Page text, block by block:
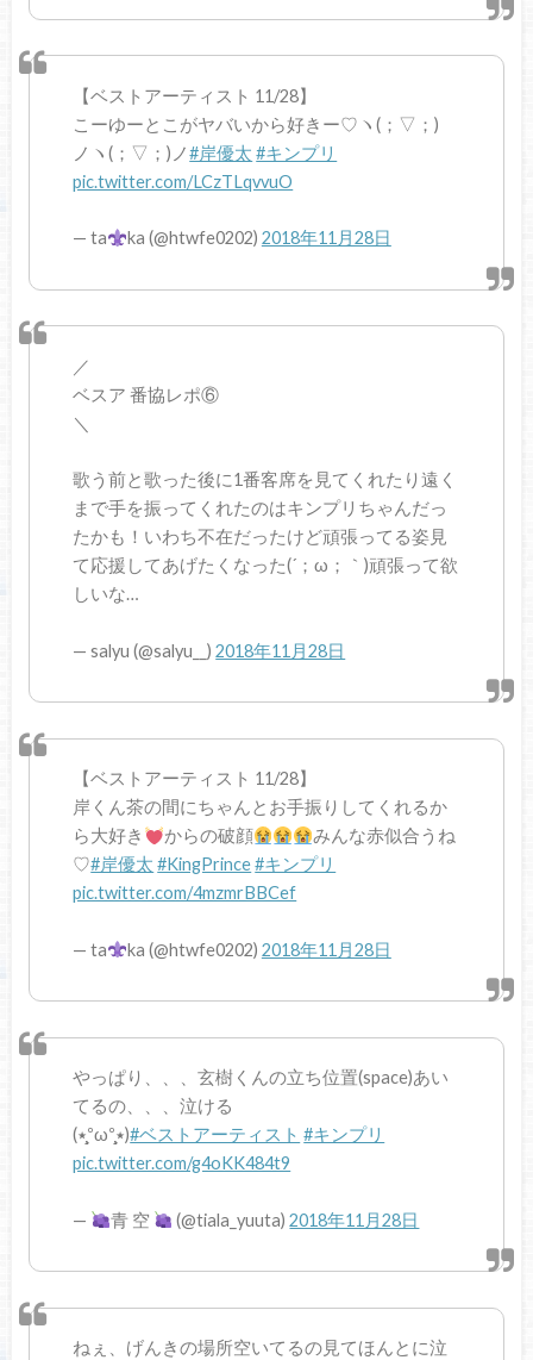
【ベストアーティスト 11/28】
こーゆーとこがヤバいから好きー♡ヽ(；▽；)
ノヽ(；▽；)ノ#岸優太 #キンプリ
pic.twitter.com/LCzTLqvvuO
— ta ka (@htwfe0202) 2018年11月28日
／
ベスア 番協レポ⑥
＼
歌う前と歌った後に1番客席を見てくれたり遠く
まで手を振ってくれたのはキンプリちゃんだっ
たかも！いわち不在だったけど頑張ってる姿見
て応援してあげたくなった(´；ω；｀)頑張って欲
しいな…
— salyu (@salyu__)2018年11月28日
【ベストアーティスト 11/28】
岸くん茶の間にちゃんとお手振りしてくれるか
ら大好き
からの破顔
みんな赤似合うね
♡#岸優太 #KingPrince#キンプリ
pic.twitter.com/4mzmrBBCef
— ta ka (@htwfe0202) 2018年11月28日
やっぱり、、、玄樹くんの立ち位置(space)あい
てるの、、、泣ける
(٭°̧̧̧ω°̧̧̧٭)#ベストアーティスト #キンプリ
pic.twitter.com/g4oKK484t9
— 青 空 (@tiala_yuuta)2018年11月28日
ねぇ、げんきの場所空いてるの見てほんとに泣